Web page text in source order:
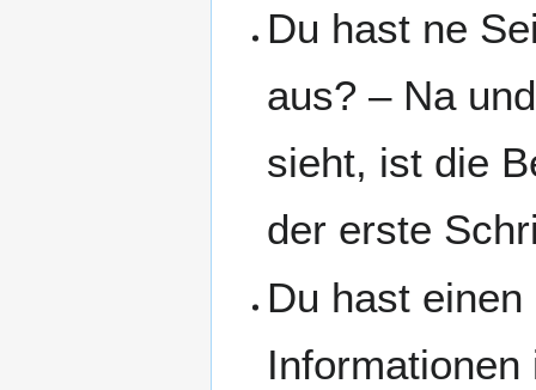
Du hast ne
aus? – Na
sieht, ist die
der erste
Du hast